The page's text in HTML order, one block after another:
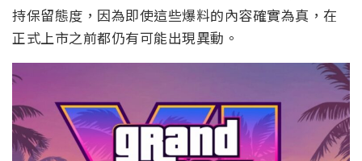
持保留態度，因為即使這些爆料的內容確實為真，在
正式上市之前都仍有可能出現異動。